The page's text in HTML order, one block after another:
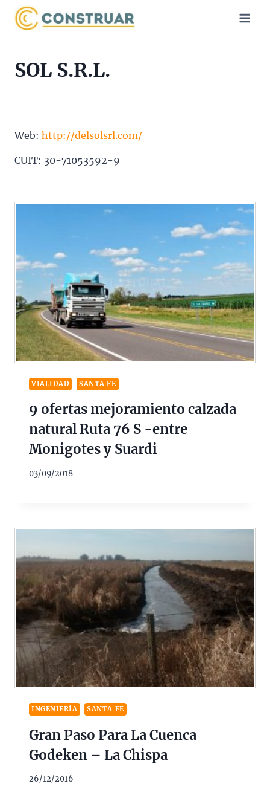
Saltar
SOL S.R.L.
Web: http://delsolsrl.com/
CUIT: 30-71053592-9
VIALIDAD SANTA FE
9 ofertas mejoramiento calzada
natural Ruta 76 S -entre
Monigotes y Suardi
03/09/2018
INGENIERÍA SANTA FE
Gran Paso Para La Cuenca
Godeken – La Chispa
26/12/2016